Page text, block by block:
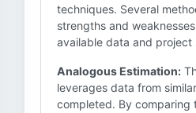
techniques. Several
strengths and
available data and project
Analogous Estimation:
leverages data from
completed. By comparing